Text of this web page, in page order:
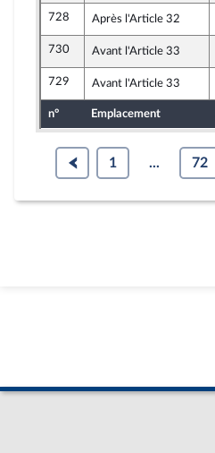
728 Après l'Article 32
730 Avant l'Article 33
729 Avant l'Article 33
n° Emplacement
1 ... 72